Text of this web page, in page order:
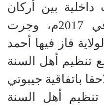
بين أركان
نظامه، وكان ذلك في 2017م، وجرت
فاز فيها أحمد
تنظيم أهل السنة
باتفاقية جيبوتي
تنظيم أهل السنة